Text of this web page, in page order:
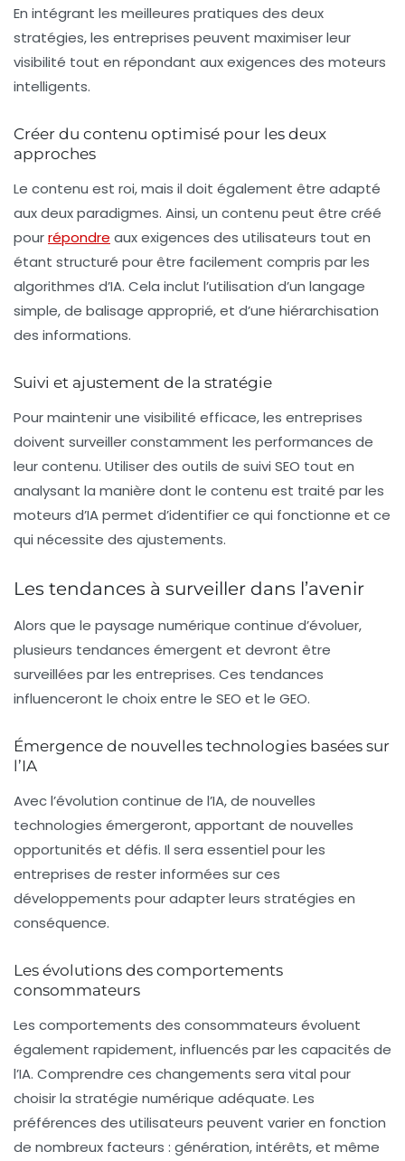
En intégrant les meilleures pratiques des deux
stratégies, les entreprises peuvent maximiser leur
visibilité tout en répondant aux exigences des moteurs
intelligents.
Créer du contenu optimisé pour les deux
approches
Le contenu est roi, mais il doit également être adapté
aux deux paradigmes. Ainsi, un contenu peut être créé
pourrépondre aux exigences des utilisateurs tout en
étant structuré pour être facilement compris par les
algorithmes d’IA. Cela inclut l’utilisation d’un langage
simple, de balisage approprié, et d’une hiérarchisation
des informations.
Suivi et ajustement de la stratégie
Pour maintenir une visibilité efficace, les entreprises
doivent surveiller constamment les performances de
leur contenu. Utiliser des outils de suivi SEO tout en
analysant la manière dont le contenu est traité par les
moteurs d’IA permet d’identifier ce qui fonctionne et ce
qui nécessite des ajustements.
Les tendances à surveiller dans l’avenir
Alors que le paysage numérique continue d’évoluer,
plusieurs tendances émergent et devront être
surveillées par les entreprises. Ces tendances
influenceront le choix entre le SEO et le GEO.
Émergence de nouvelles technologies basées sur
l’IA
Avec l’évolution continue de l’IA, de nouvelles
technologies émergeront, apportant de nouvelles
opportunités et défis. Il sera essentiel pour les
entreprises de rester informées sur ces
développements pour adapter leurs stratégies en
conséquence.
Les évolutions des comportements
consommateurs
Les comportements des consommateurs évoluent
également rapidement, influencés par les capacités de
l’IA. Comprendre ces changements sera vital pour
choisir la stratégie numérique adéquate. Les
préférences des utilisateurs peuvent varier en fonction
de nombreux facteurs : génération, intérêts, et même